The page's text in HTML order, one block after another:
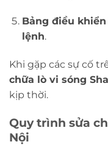
Bảng điều
lệnh.
Khi gặp các sự cố
chữa lò vi sóng
kịp thời.
Quy trình sửa
Nội